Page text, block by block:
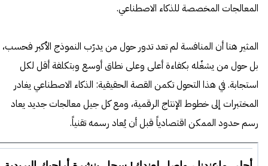
المعالجات المخصصة للذكاء الاصطناعي.
المثير هنا أن المنافسة لم تعد تدور حول من يدرّب النموذج الأكبر فحسب،
بل حول من يشغّله بكفاءة أعلى وعلى نطاق أوسع وبتكلفة أقل لكل
استجابة. في هذا التحول تكمن القصة الحقيقية: الذكاء الاصطناعي يغادر
المختبرات إلى خطوط الإنتاج الرقمية، ومع كل جيل معالجات جديد يعاد
رسم حدود الممكن اقتصادياً قبل أن يُعاد رسمه تقنياً.